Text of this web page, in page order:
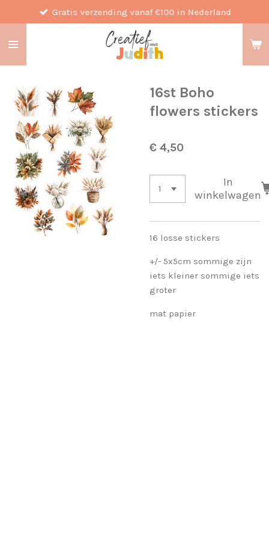
direct
naar
Gratis verzending vanaf €100 in Nederland
16st Boho
flowers stickers
€ 4,50
In
winkelwagen
16 losse stickers
+/- 5x5cm sommige zijn
iets kleiner sommige iets
groter
mat papier